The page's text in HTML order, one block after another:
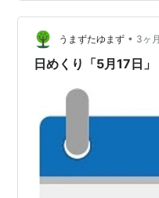
待ちしております。 各
うまずたゆまず • 3ヶ
日めくり「5月17日」